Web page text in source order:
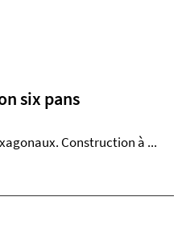
six pans
Construction à ...